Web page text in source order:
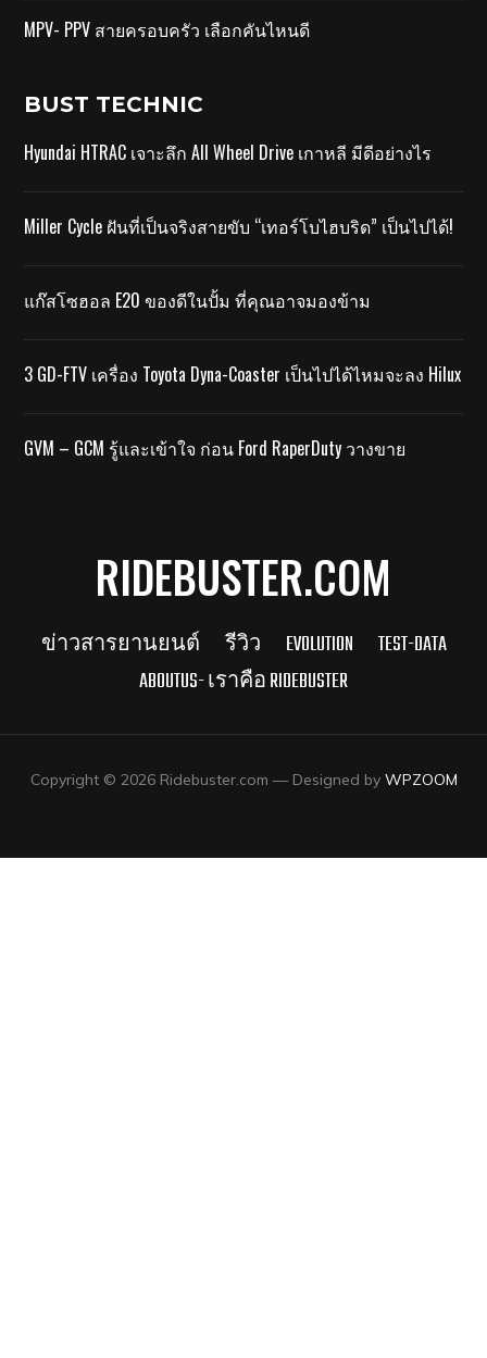
MPV- PPV สายครอบครัว เลือกคันไหนดี
BUST TECHNIC
Hyundai HTRAC เจาะลึก All Wheel Drive เกาหลี มีดีอย่างไร
Miller Cycle ฝันที่เป็นจริงสายขับ “เทอร์โบไฮบริด” เป็นไปได้!
แก๊สโซฮอล E20 ของดีในปั้ม ที่คุณอาจมองข้าม
3 GD-FTV เครื่อง Toyota Dyna-Coaster เป็นไปได้ไหมจะลง Hilux
GVM – GCM รู้และเข้าใจ ก่อน Ford RaperDuty วางขาย
RIDEBUSTER.COM
ข่าวสารยานยนต์ รีวิว EVOLUTION
TEST-DATA
ABOUTUS- เราคือ RIDEBUSTER
Copyright © 2026 Ridebuster.com — Designed by WPZOOM